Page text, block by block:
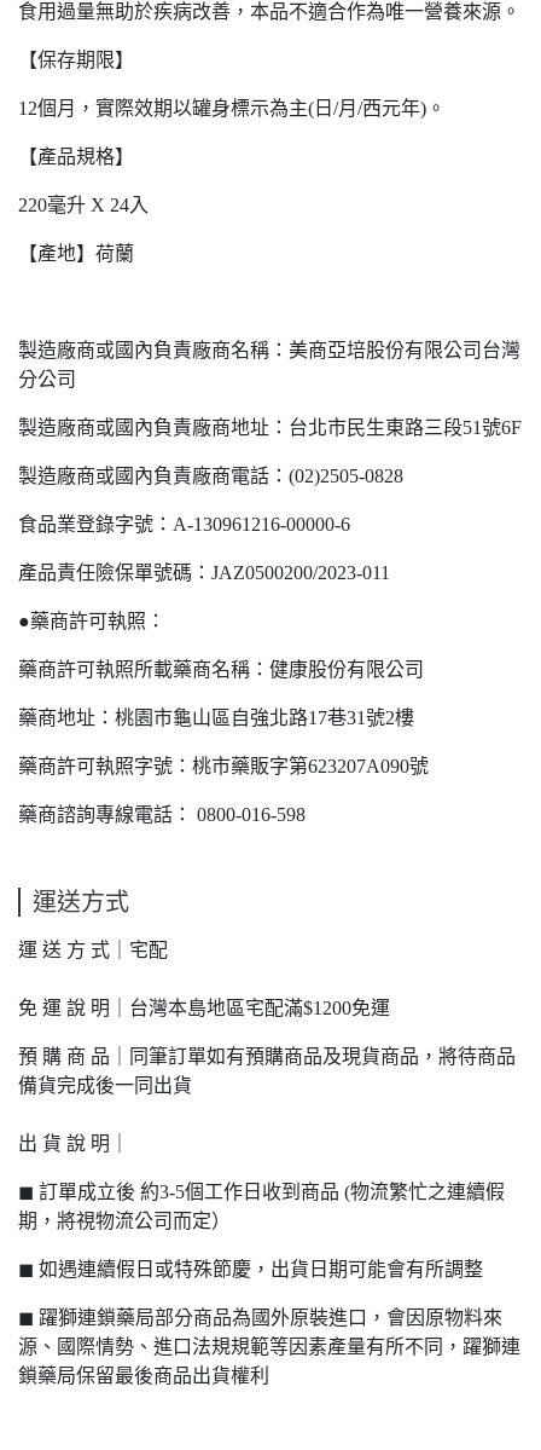
食用過量無助於疾病改善，本品不適合作為唯一營養來源。
【保存期限】
12個月，實際效期以罐身標示為主(日/月/西元年)。
【產品規格】
220毫升 X 24入
【產地】荷蘭
製造廠商或國內負責廠商名稱：美商亞培股份有限公司台灣
分公司
製造廠商或國內負責廠商地址：台北市民生東路三段51號6F
製造廠商或國內負責廠商電話：(02)2505-0828
食品業登錄字號：A-130961216-00000-6
產品責任險保單號碼：JAZ0500200/2023-011
●藥商許可執照：
藥商許可執照所載藥商名稱：健康股份有限公司
藥商地址：桃園市龜山區自強北路17巷31號2樓
藥商許可執照字號：桃市藥販字第623207A090號
藥商諮詢專線電話： 0800-016-598
運送方式
運 送 方 式｜宅配
免 運 說 明｜台灣本島地區宅配滿$1200免運
預 購 商 品｜同筆訂單如有預購商品及現貨商品，將待商品
備貨完成後一同出貨
出 貨 說 明｜
◼ 訂單成立後 約3-5個工作日收到商品 (物流繁忙之連續假
期，將視物流公司而定）
◼ 如遇連續假日或特殊節慶，出貨日期可能會有所調整
◼ 躍獅連鎖藥局部分商品為國外原裝進口，會因原物料來
源、國際情勢、進口法規規範等因素產量有所不同，躍獅連
鎖藥局保留最後商品出貨權利